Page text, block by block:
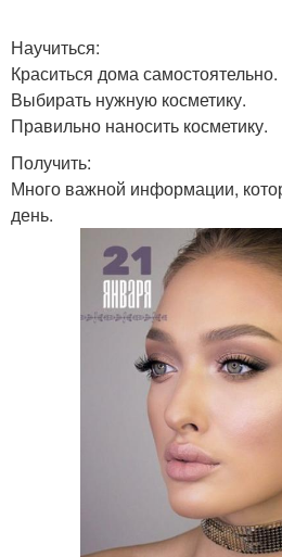
Научиться:
Краситься дома самостоятельно.
Выбирать нужную косметику.
Правильно наносить косметику.
Получить:
Много важной информации,
день.